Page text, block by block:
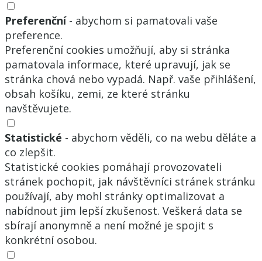
Preferenční- abychom si pamatovali vaše
preference.
Preferenční cookies umožňují, aby si stránka
pamatovala informace, které upravují, jak se
stránka chová nebo vypadá. Např. vaše přihlášení,
obsah košíku, zemi, ze které stránku
navštěvujete.
Statistické - abychom věděli, co na webu děláte a
co zlepšit.
Statistické cookies pomáhají provozovateli
stránek pochopit, jak návštěvníci stránek stránku
používají, aby mohl stránky optimalizovat a
nabídnout jim lepší zkušenost. Veškerá data se
sbírají anonymně a není možné je spojit s
konkrétní osobou.